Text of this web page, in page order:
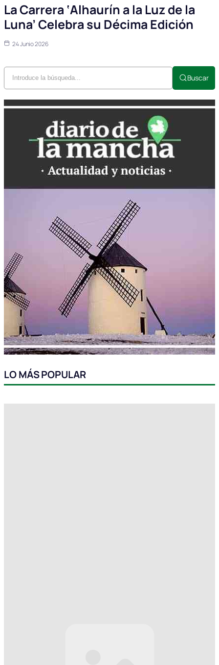
La Carrera ‘Alhaurín a la Luz de la
Luna’ Celebra su Décima Edición
24 Junio 2026
Buscar
LO MÁS POPULAR